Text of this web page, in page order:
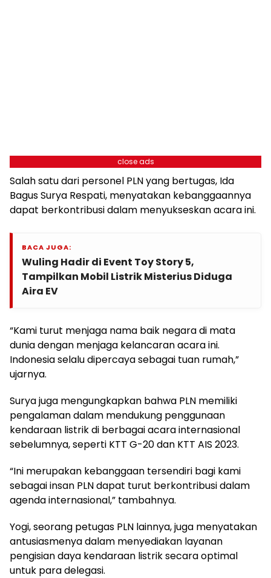
close ads
Salah satu dari personel PLN yang bertugas, Ida
Bagus Surya Respati, menyatakan kebanggaannya
dapat berkontribusi dalam menyukseskan acara ini.
BACA JUGA:
Wuling Hadir di Event Toy Story 5,
Tampilkan Mobil Listrik Misterius Diduga
Aira EV
“Kami turut menjaga nama baik negara di mata
dunia dengan menjaga kelancaran acara ini.
Indonesia selalu dipercaya sebagai tuan rumah,”
ujarnya.
Surya juga mengungkapkan bahwa PLN memiliki
pengalaman dalam mendukung penggunaan
kendaraan listrik di berbagai acara internasional
sebelumnya, seperti KTT G-20 dan KTT AIS 2023.
“Ini merupakan kebanggaan tersendiri bagi kami
sebagai insan PLN dapat turut berkontribusi dalam
agenda internasional,” tambahnya.
Yogi, seorang petugas PLN lainnya, juga menyatakan
antusiasmenya dalam menyediakan layanan
pengisian daya kendaraan listrik secara optimal
untuk para delegasi.